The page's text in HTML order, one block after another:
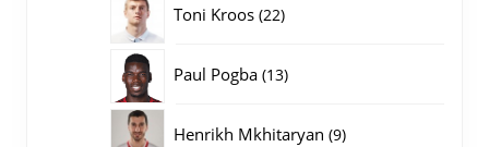
Toni Kroos 2222
Paul Pogba 1313
Henrikh Mkhitaryan 99